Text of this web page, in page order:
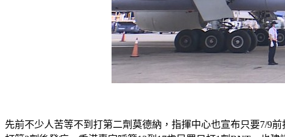
先前不少人苦等不到打第二劑莫德納，指揮中心也宣布只要7/9